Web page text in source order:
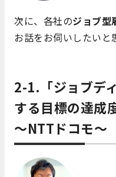
次に、各社のジョブ型
お話をお伺いしたいと
2-1.「ジョブデ
する目標の達成
～NTTドコモ～